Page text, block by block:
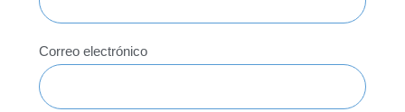
Correo electrónico